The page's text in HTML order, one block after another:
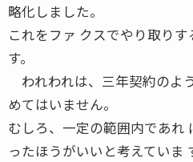
略化しました。
これをファ クスでやり取り
す。
われわれは、三年契約のよ
めてはいません。
むしろ、一定の範囲内であれ
ったほうがいいと考えていま